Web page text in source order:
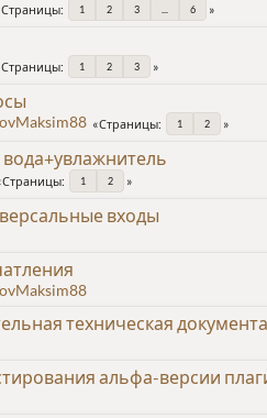
Страницы 1 2 3 6
Страницы 1 2 3
Страницы 1 2
вода+увлажнитель
Страницы 1 2
входы
техническая
альфа-версии